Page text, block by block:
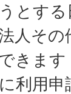
とす
人そ
きます
利用